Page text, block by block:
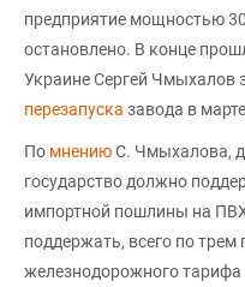
предприятие мощностью
остановлено. В конце
Украине Сергей Чмыхалов
перезапуска завода в
По мнениюС. Чмыхалова,
государство должно
импортной пошлины на
поддержать, всего по
железнодорожного тарифа